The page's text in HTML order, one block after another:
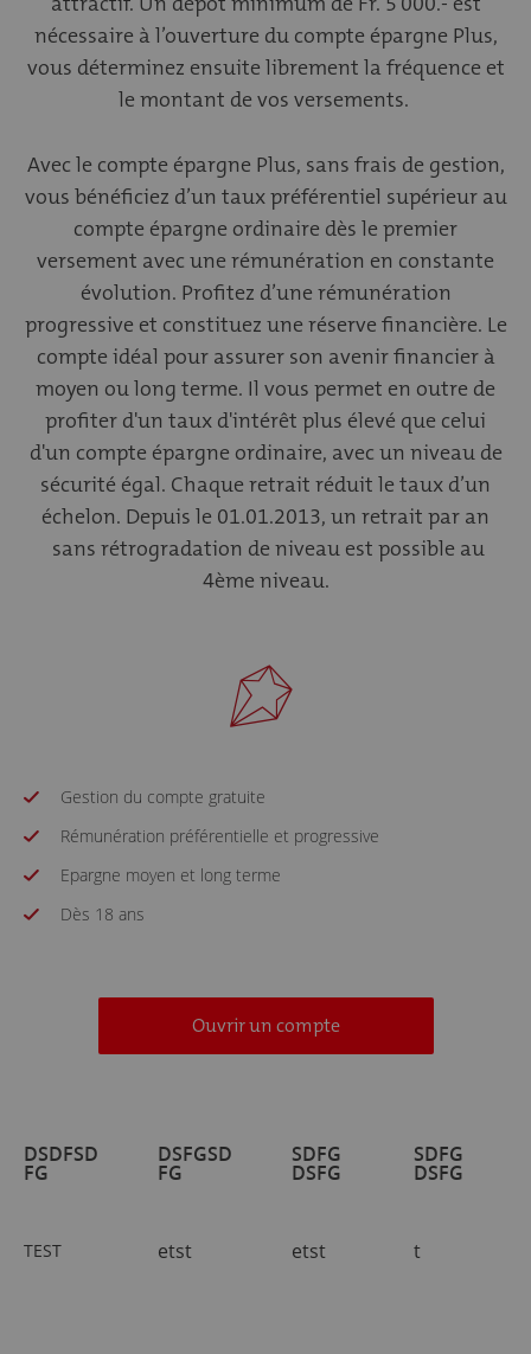
nécessaire à l’ouverture du compte épargne Plus,
vous déterminez ensuite librement la fréquence et
le montant de vos versements.
Avec le compte épargne Plus, sans frais de gestion,
vous bénéficiez d’un taux préférentiel supérieur au
compte épargne ordinaire dès le premier
versement avec une rémunération en constante
évolution. Profitez d’une rémunération
progressive et constituez une réserve financière. Le
compte idéal pour assurer son avenir financier à
moyen ou long terme. Il vous permet en outre de
profiter d'un taux d'intérêt plus élevé que celui
d'un compte épargne ordinaire, avec un niveau de
sécurité égal. Chaque retrait réduit le taux d’un
échelon. Depuis le 01.01.2013, un retrait par an
sans rétrogradation de niveau est possible au
4ème niveau.
Gestion du compte gratuite
Rémunération préférentielle et progressive
Epargne moyen et long terme
Dès 18 ans
Ouvrir un compte
DSDFSD
FG
DSFGSD
FG
SDFG
DSFG
SDFG
DSFG
TEST etst etst t